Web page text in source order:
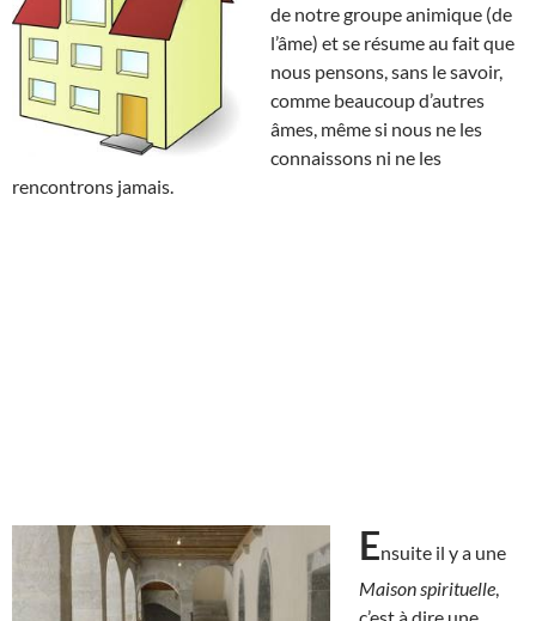
de notre groupe animique (de
l’âme) et se résume au fait que
nous pensons, sans le savoir,
comme beaucoup d’autres
âmes, même si nous ne les
connaissons ni ne les
rencontrons jamais.
Ensuite il y a une
Maison spirituelle
c’est à dire une